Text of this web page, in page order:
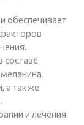
обеспечивает
составе
а также
и лечения